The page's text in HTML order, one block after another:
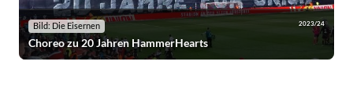
Bild: Die Eisernen 2023/24
Choreo zu 20 Jahren HammerHearts